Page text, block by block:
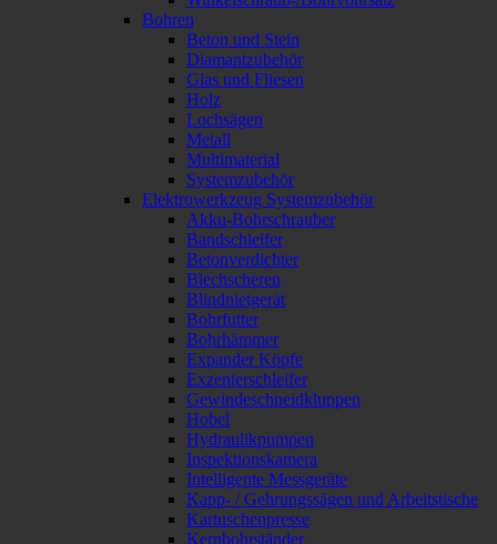
Bohren
Beton und Stein
Diamantzubehör
Glas und Fliesen
Holz
Lochsägen
Metall
Multimaterial
Systemzubehör
Elektrowerkzeug Systemzubehör
Akku-Bohrschrauber
Bandschleifer
Betonverdichter
Blechscheren
Blindnietgerät
Bohrfutter
Bohrhämmer
Expander Köpfe
Exzenterschleifer
Gewindeschneidkluppen
Hobel
Hydraulikpumpen
Inspektionskamera
Intelligente Messgeräte
Kapp- / Gehrungssägen und Arbeitstische
Kartuschenpresse
Kernbohrständer